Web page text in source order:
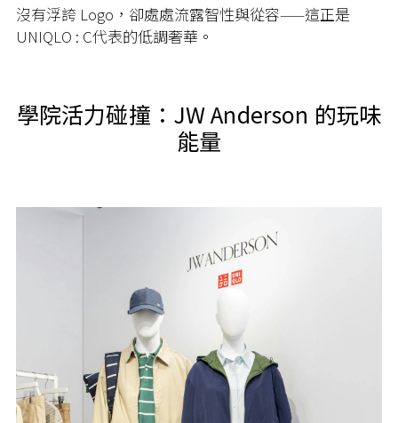
沒有浮誇 Logo，卻處處流露智性與從容——這正是
UNIQLO : C代表的低調奢華。
學院活力碰撞：JW Anderson 的玩味
能量